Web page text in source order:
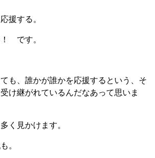
援する。
です。
も、誰かが誰かを応援するという、そ
け継がれているんだなあって思いま
く見かけます。
。